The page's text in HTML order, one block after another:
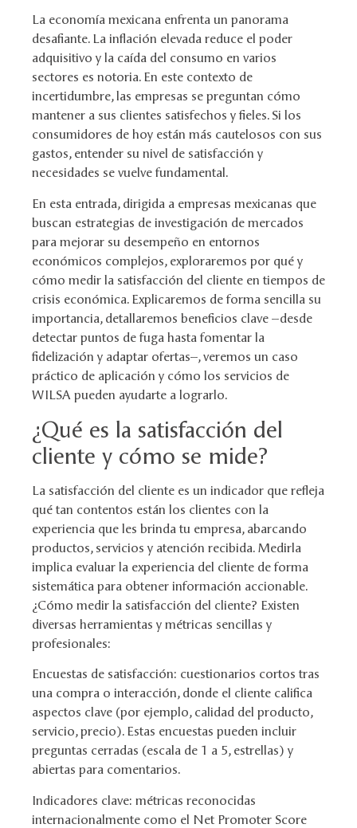
La economía mexicana enfrenta un panorama
desafiante. La inflación elevada reduce el poder
adquisitivo y la caída del consumo en varios
sectores es notoria. En este contexto de
incertidumbre, las empresas se preguntan cómo
mantener a sus clientes satisfechos y fieles. Si los
consumidores de hoy están más cautelosos con sus
gastos, entender su nivel de satisfacción y
necesidades se vuelve fundamental.
En esta entrada, dirigida a empresas mexicanas que
buscan estrategias de investigación de mercados
para mejorar su desempeño en entornos
económicos complejos, exploraremos por qué y
cómo medir la satisfacción del cliente en tiempos de
crisis económica. Explicaremos de forma sencilla su
importancia, detallaremos beneficios clave –desde
detectar puntos de fuga hasta fomentar la
fidelización y adaptar ofertas–, veremos un caso
práctico de aplicación y cómo los servicios de
WILSA pueden ayudarte a lograrlo.
¿Qué es la satisfacción del
cliente y cómo se mide?
La satisfacción del cliente es un indicador que refleja
qué tan contentos están los clientes con la
experiencia que les brinda tu empresa, abarcando
productos, servicios y atención recibida. Medirla
implica evaluar la experiencia del cliente de forma
sistemática para obtener información accionable.
¿Cómo medir la satisfacción del cliente? Existen
diversas herramientas y métricas sencillas y
profesionales:
Encuestas de satisfacción: cuestionarios cortos tras
una compra o interacción, donde el cliente califica
aspectos clave (por ejemplo, calidad del producto,
servicio, precio). Estas encuestas pueden incluir
preguntas cerradas (escala de 1 a 5, estrellas) y
abiertas para comentarios.
Indicadores clave: métricas reconocidas
internacionalmente como el Net Promoter Score